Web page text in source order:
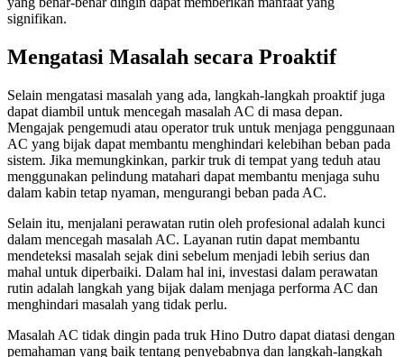
signifikan.
Mengatasi Masalah secara Proaktif
Selain mengatasi masalah yang ada, langkah-langkah proaktif juga
dapat diambil untuk mencegah masalah AC di masa depan.
Mengajak pengemudi atau operator truk untuk menjaga penggunaan
AC yang bijak dapat membantu menghindari kelebihan beban pada
sistem. Jika memungkinkan, parkir truk di tempat yang teduh atau
menggunakan pelindung matahari dapat membantu menjaga suhu
dalam kabin tetap nyaman, mengurangi beban pada AC.
Selain itu, menjalani perawatan rutin oleh profesional adalah kunci
dalam mencegah masalah AC. Layanan rutin dapat membantu
mendeteksi masalah sejak dini sebelum menjadi lebih serius dan
mahal untuk diperbaiki. Dalam hal ini, investasi dalam perawatan
rutin adalah langkah yang bijak dalam menjaga performa AC dan
menghindari masalah yang tidak perlu.
Masalah AC tidak dingin pada truk Hino Dutro dapat diatasi dengan
pemahaman yang baik tentang penyebabnya dan langkah-langkah